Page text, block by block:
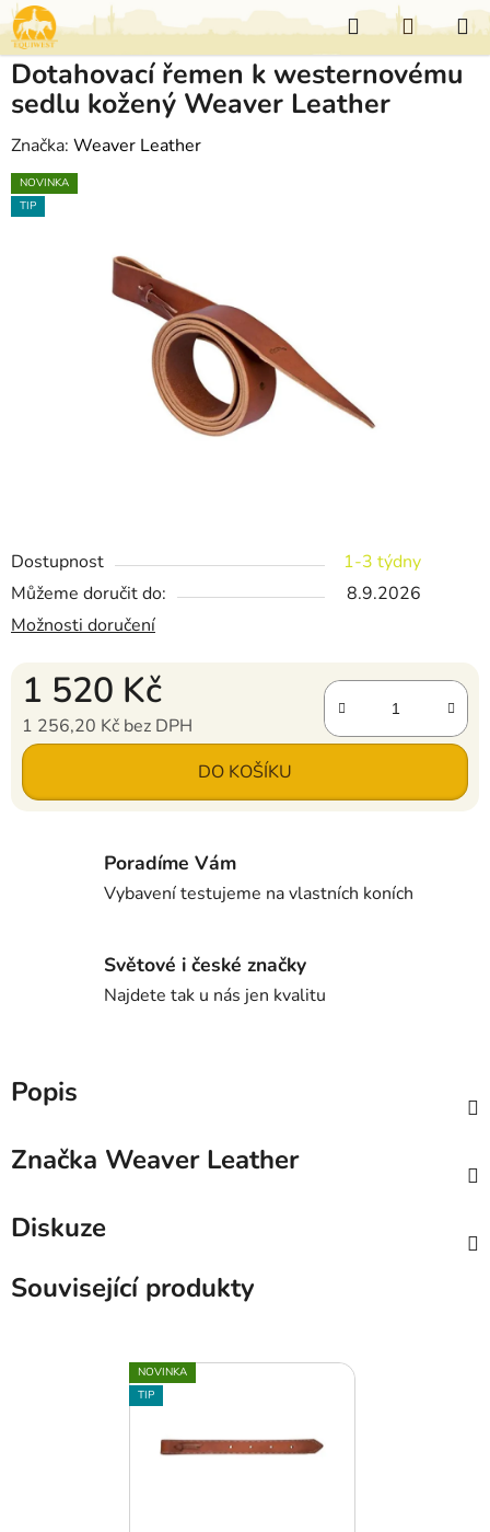
Přejít
na
obsah
Hledat
KOŠÍK
Dostupnost
1-3 týdny
Můžeme doručit do:
8.9.2026
Možnosti doručení
1 520 Kč
1 256,20 Kč bez DPH
Měrná cena: DO KOŠÍKU
Dotahovací řemen k westernovému
sedlu kožený Weaver Leather
Značka: Weaver Leather
NOVINKA
TIP
Poradíme Vám
Vybavení testujeme na vlastních koních
Světové i české značky
Najdete tak u nás jen kvalitu
Popis
Značka Weaver Leather
Diskuze
Související produkty
NOVINKA
TIP